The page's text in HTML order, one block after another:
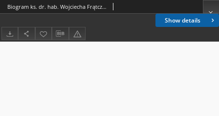
Show details
Biogram ks. dr. hab. Wojciecha Frątczaka